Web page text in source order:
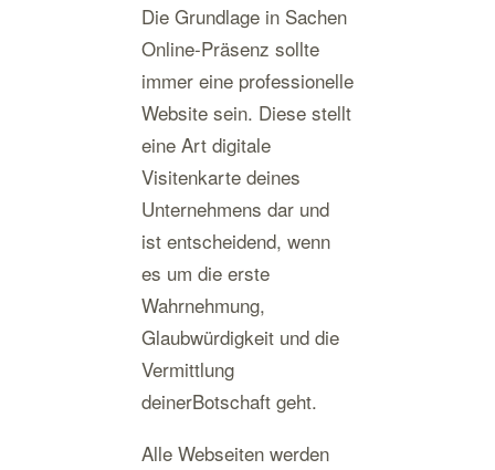
Die Grundlage in Sachen
Online-Präsenz sollte
immer eine professionelle
Website sein. Diese stellt
eine Art digitale
Visitenkarte deines
Unternehmens dar und
ist entscheidend, wenn
es um die erste
Wahrnehmung,
Glaubwürdigkeit und die
Vermittlung
deinerBotschaft geht.
Alle Webseiten werden